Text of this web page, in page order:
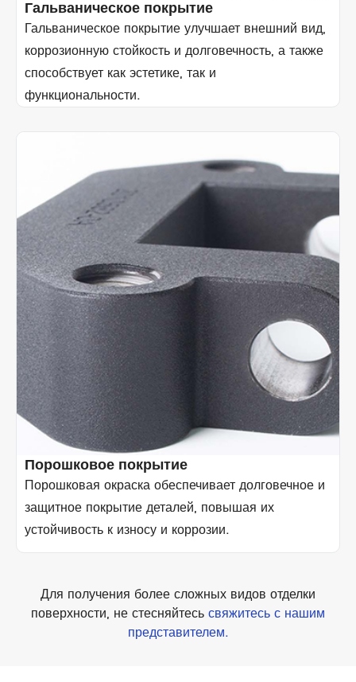
Гальваническое покрытие
Гальваническое покрытие улучшает внешний вид,
коррозионную стойкость и долговечность, а также
способствует как эстетике, так и
функциональности.
Порошковое покрытие
Порошковая окраска обеспечивает долговечное и
защитное покрытие деталей, повышая их
устойчивость к износу и коррозии.
Для получения более сложных видов отделки
поверхности, не стесняйтесь свяжитесь с нашим
представителем.